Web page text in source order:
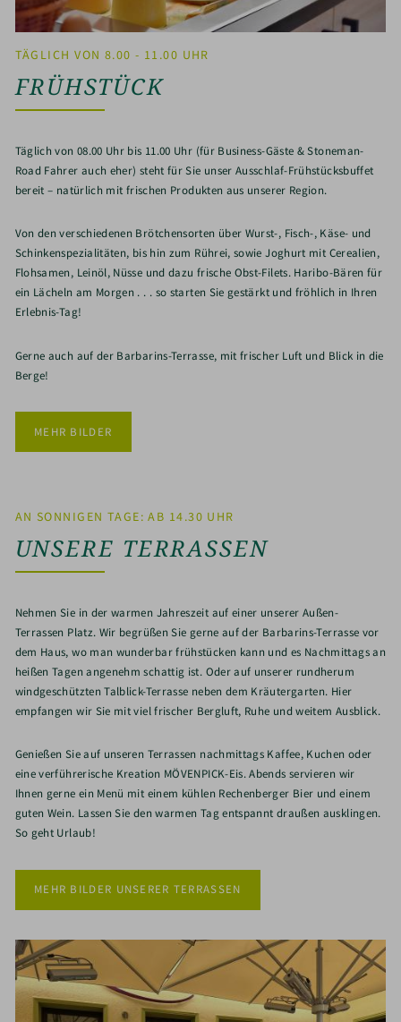
TÄGLICH VON 8.00 - 11.00 UHR
FRÜHSTÜCK
Täglich von 08.00 Uhr bis 11.00 Uhr (für Business-Gäste & Stoneman-
Road Fahrer auch eher) steht für Sie unser Ausschlaf-Frühstücksbuffet
bereit – natürlich mit frischen Produkten aus unserer Region.
Von den verschiedenen Brötchensorten über Wurst-, Fisch-, Käse- und
Schinkenspezialitäten, bis hin zum Rührei, sowie Joghurt mit Cerealien,
Flohsamen, Leinöl, Nüsse und dazu frische Obst-Filets. Haribo-Bären für
ein Lächeln am Morgen . . . so starten Sie gestärkt und fröhlich in Ihren
Erlebnis-Tag!
Gerne auch auf der Barbarins-Terrasse, mit frischer Luft und Blick in die
Berge!
MEHR BILDER
AN SONNIGEN TAGE: AB 14.30 UHR
UNSERE TERRASSEN
Nehmen Sie in der warmen Jahreszeit auf einer unserer Außen-
Terrassen Platz. Wir begrüßen Sie gerne auf der Barbarins-Terrasse vor
dem Haus, wo man wunderbar frühstücken kann und es Nachmittags an
heißen Tagen angenehm schattig ist. Oder auf unserer rundherum
windgeschützten Talblick-Terrasse neben dem Kräutergarten. Hier
empfangen wir Sie mit viel frischer Bergluft, Ruhe und weitem Ausblick.
Genießen Sie auf unseren Terrassen nachmittags Kaffee, Kuchen oder
eine verführerische Kreation MÖVENPICK-Eis. Abends servieren wir
Ihnen gerne ein Menü mit einem kühlen Rechenberger Bier und einem
guten Wein. Lassen Sie den warmen Tag entspannt draußen ausklingen.
So geht Urlaub!
MEHR BILDER UNSERER TERRASSEN